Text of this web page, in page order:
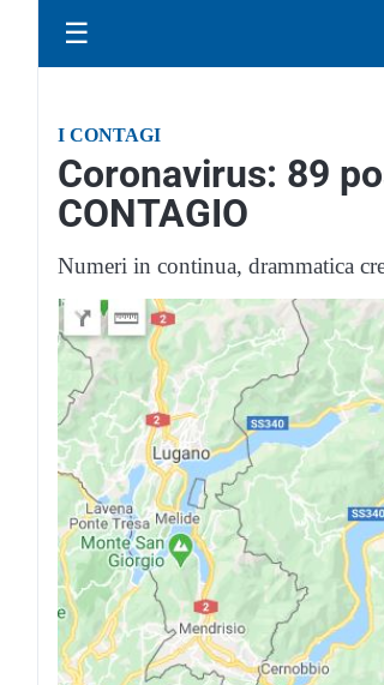
☰
I CONTAGI
Coronavirus: 89
CONTAGIO
Numeri in continua, drammatica